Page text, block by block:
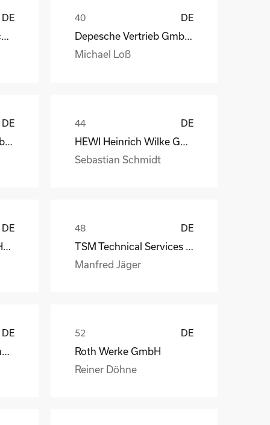
DE
STAHL Oberflächentechnik GmbH
DE
Depesche Vertrieb GmbH & Co. KG
Michael Loß
DE DE
Sebastian Schmidt
DE DE
Manfred Jäger
DE DE
Roth Werke GmbH
Reiner Döhne